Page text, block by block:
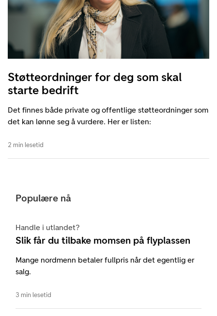
Støtteordninger for deg som skal
starte bedrift
Det finnes både private og offentlige støtteordninger som
det kan lønne seg å vurdere. Her er listen:
2 min lesetid
Populære nå
Handle i utlandet?
Slik får du tilbake momsen på flyplassen
Mange nordmenn betaler fullpris når det egentlig er
salg.
3 min lesetid